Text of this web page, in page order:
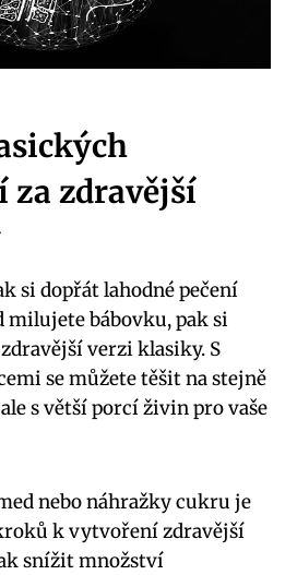
za zdravější
si dopřát lahodné pečení
milujete bábovku, pak si
verzi klasiky. S
se můžete těšit na stejně
s větší porcí živin pro vaše
nebo náhražky cukru je
k vytvoření zdravější
snížit množství